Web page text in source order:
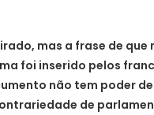
mas a frase de que
foi inserido pelos
não tem poder
de